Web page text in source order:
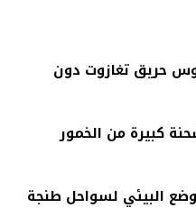
حريق تغازوت دون
كبيرة من الخمور
البيئي لسواحل طنجة